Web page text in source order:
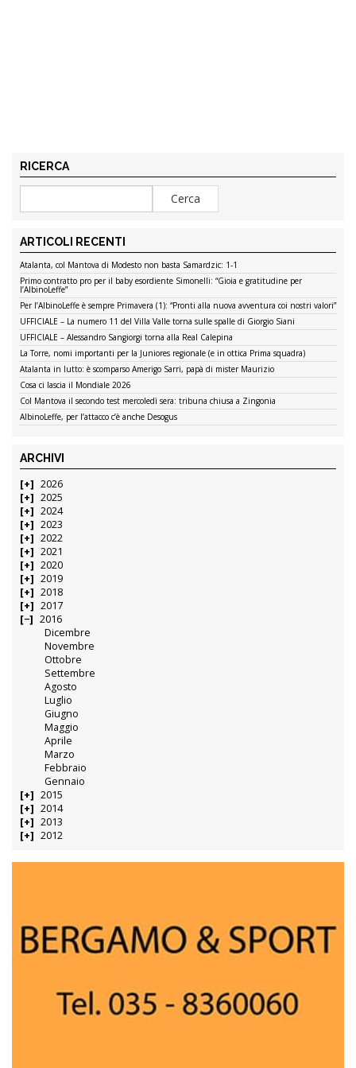
RICERCA
ARTICOLI RECENTI
Atalanta, col Mantova di Modesto non basta Samardzic: 1-1
Primo contratto pro per il baby esordiente Simonelli: “Gioia e gratitudine per
l’AlbinoLeffe”
Per l’AlbinoLeffe è sempre Primavera (1): “Pronti alla nuova avventura coi nostri valori”
UFFICIALE – La numero 11 del Villa Valle torna sulle spalle di Giorgio Siani
UFFICIALE – Alessandro Sangiorgi torna alla Real Calepina
La Torre, nomi importanti per la Juniores regionale (e in ottica Prima squadra)
Atalanta in lutto: è scomparso Amerigo Sarri, papà di mister Maurizio
Cosa ci lascia il Mondiale 2026
Col Mantova il secondo test mercoledì sera: tribuna chiusa a Zingonia
AlbinoLeffe, per l’attacco c’è anche Desogus
ARCHIVI
2026
2025
2024
2023
2022
2021
2020
2019
2018
2017
2016
Dicembre
Novembre
Ottobre
Settembre
Agosto
Luglio
Giugno
Maggio
Aprile
Marzo
Febbraio
Gennaio
2015
2014
2013
2012